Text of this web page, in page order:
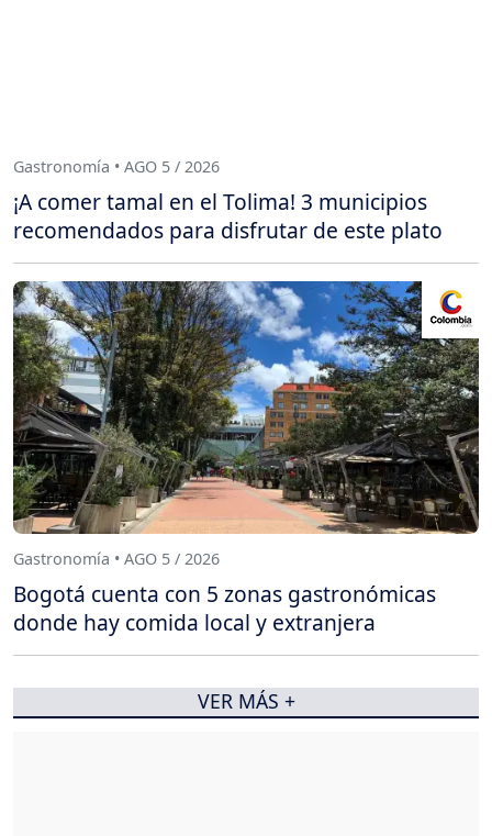
Gastronomía • AGO 5 / 2026
¡A comer tamal en el Tolima! 3 municipios
recomendados para disfrutar de este plato
Gastronomía • AGO 5 / 2026
Bogotá cuenta con 5 zonas gastronómicas
donde hay comida local y extranjera
VER MÁS +